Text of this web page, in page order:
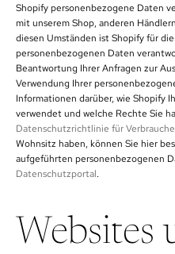
Shopify personenbezogene Daten
mit unserem Shop, anderen
diesen Umständen ist Shopify für
personenbezogenen Daten
Beantwortung Ihrer Anfragen zur
Verwendung Ihrer
Informationen darüber, wie Shopify
verwendet und welche Rechte Sie
Datenschutzrichtlinie für
Wohnsitz haben, können Sie hier
aufgeführten personenbezogenen
Datenschutzportal.
Websites